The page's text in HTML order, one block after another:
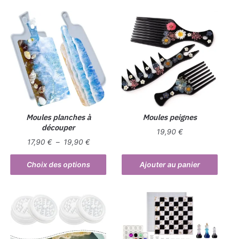
Moules planches à
découper
17,90 € – 19,90 €Plage
de
prix :
17,90 €
19,90 €
Choix des options
Ce
produit
plusieurs
variations.
Les
options
Moules peignes
19,90€
Ajouter au panier